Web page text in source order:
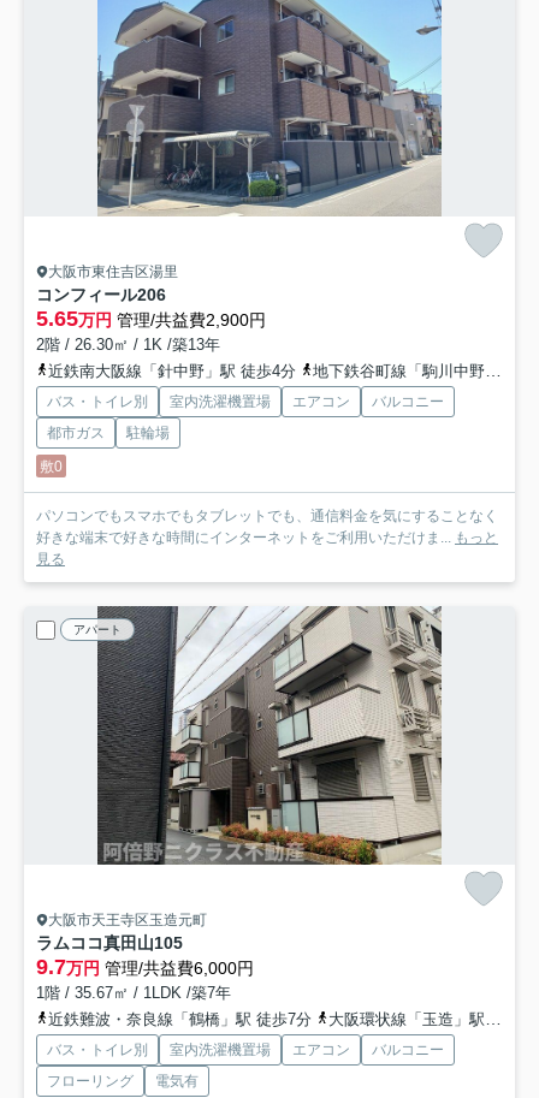
大阪市東住吉区湯里
コンフィール206
5.65万円 管理/共益費2,900円
2階 / 26.30㎡ / 1K /築13年
近鉄南大阪線「針中野」駅 徒歩4分
地下鉄谷町線「駒川中野」駅 徒歩10分
バス・トイレ別 室内洗濯機置場 エアコン
バルコニー
都市ガス
駐輪場
敷0
パソコンでもスマホでもタブレットでも、通信料金を気にすることなく
好きな端末で好きな時間にインターネットをご利用いただけま...
もっと
見る
アパート
大阪市天王寺区玉造元町
ラムココ真田山105
9.7万円 管理/共益費6,000円
1階 / 35.67㎡ / 1LDK /築7年
近鉄難波・奈良線「鶴橋」駅 徒歩7分
大阪環状線「玉造」駅 徒歩7分
バス・トイレ別 室内洗濯機置場 エアコン
バルコニー
フローリング
電気有